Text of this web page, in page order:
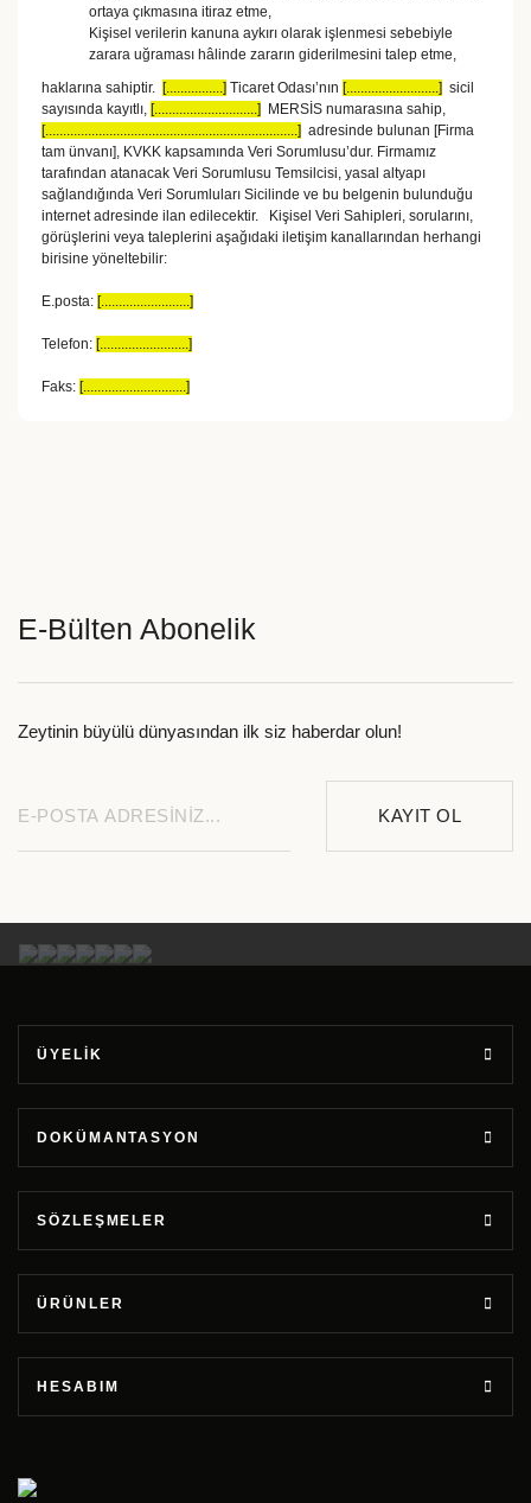
ortaya çıkmasına itiraz etme,
Kişisel verilerin kanuna aykırı olarak işlenmesi sebebiyle
zarara uğraması hâlinde zararın giderilmesini talep etme,
haklarına sahiptir. [................] Ticaret Odası’nın [..........................] sicil
sayısında kayıtlı, [.............................] MERSİS numarasına sahip,
[.......................................................................] adresinde bulunan [Firma
tam ünvanı], KVKK kapsamında Veri Sorumlusu’dur. Firmamız
tarafından atanacak Veri Sorumlusu Temsilcisi, yasal altyapı
sağlandığında Veri Sorumluları Sicilinde ve bu belgenin bulunduğu
internet adresinde ilan edilecektir. Kişisel Veri Sahipleri, sorularını,
görüşlerini veya taleplerini aşağıdaki iletişim kanallarından herhangi
birisine yöneltebilir:
E.posta: [.........................]
Telefon: [.........................]
Faks: [.............................]
E-Bülten Abonelik
Zeytinin büyülü dünyasından ilk siz haberdar olun!
KAYIT OL
ÜYELİK
DOKÜMANTASYON
SÖZLEŞMELER
ÜRÜNLER
HESABIM